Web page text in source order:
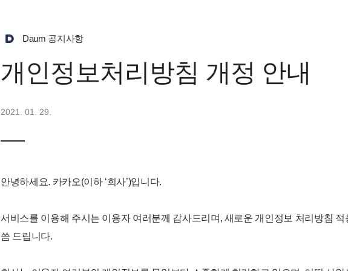
Daum 공지사항
개인정보처리방침 개정 안내
2021. 01. 29.
안녕하세요. 카카오(이하 ‘회사’)입니다.
서비스를 이용해 주시는 이용자 여러분께 감사드리며, 새로운 개인정보 처리방침 적
씀 드립니다.